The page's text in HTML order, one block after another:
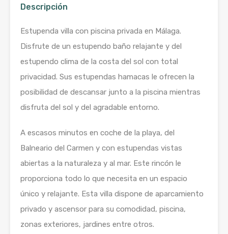
Descripción
Estupenda villa con piscina privada en Málaga.
Disfrute de un estupendo baño relajante y del
estupendo clima de la costa del sol con total
privacidad. Sus estupendas hamacas le ofrecen la
posibilidad de descansar junto a la piscina mientras
disfruta del sol y del agradable entorno.
A escasos minutos en coche de la playa, del
Balneario del Carmen y con estupendas vistas
abiertas a la naturaleza y al mar. Este rincón le
proporciona todo lo que necesita en un espacio
único y relajante. Esta villa dispone de aparcamiento
privado y ascensor para su comodidad, piscina,
zonas exteriores, jardines entre otros.